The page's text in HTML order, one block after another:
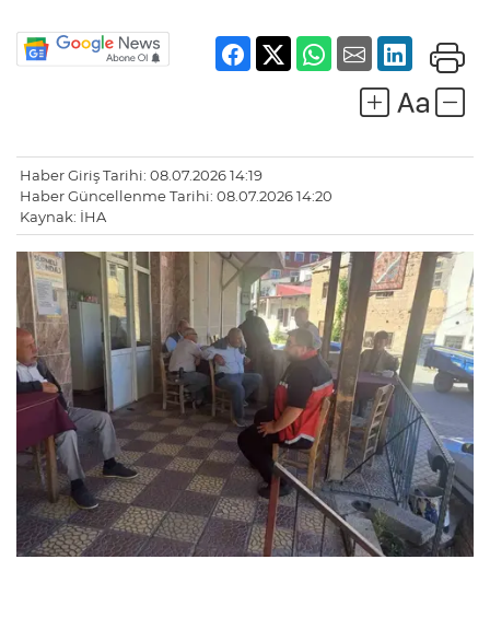
Haber Giriş Tarihi: 08.07.2026 14:19
Haber Güncellenme Tarihi: 08.07.2026 14:20
Kaynak: İHA